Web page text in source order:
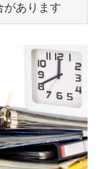
があります